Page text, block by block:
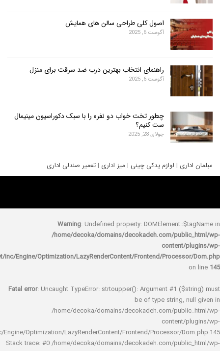
اصول کلی طراحی سالن های همایش
آگوست 6, 2025
راهنمای انتخاب بهترین درب ضد سرقت برای منزل
آگوست 6, 2025
چطور تخت خواب دو نفره را با سبک دکوراسیون مینیمال
ست کنیم؟
جولای 28, 2025
|لوازم یدکی چینی|میز اداری| تعمیر صندلی اداری
Warning: Undefined property:
/home/decoka/domains/decokadeh.com/
rocket/inc/Engine/Optimization/LazyRenderContent/Frontend/
Fatal error : Uncaught TypeError: strtoupper(): Argument #1
be of type string,
/home/decoka/domains/decokadeh.com/
rocket/inc/Engine/Optimization/LazyRenderContent/Frontend/Processor/
Stack trace: #0 /home/decoka/domains/decokadeh.com/